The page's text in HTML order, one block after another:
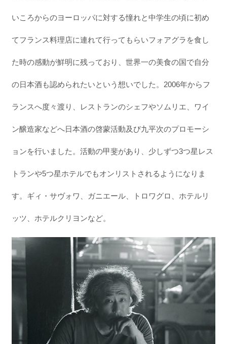
いころからのヨーロッパに対する憧れと中学生の頃に初め
てフランス料理店に連れて行ってもらいフォアグラを食し
た時の感動が鮮明に残っており、世界一の美食の国で自分
の日本酒も認められたいという想いでした。2006年からフ
ランスへ度々渡り、レストランのシェフやソムリエ、ワイ
ン醸造家などへ日本酒の啓蒙活動及び九平次のプロモーシ
ョンを行いました。活動の甲斐があり、少しずつ3つ星レス
トランや5つ星ホテルでもオンリストされるようになりま
す。ギィ・サヴォワ、ガニエール、トロワグロ、ホテルリ
ッツ、ホテルクリヨンなど。